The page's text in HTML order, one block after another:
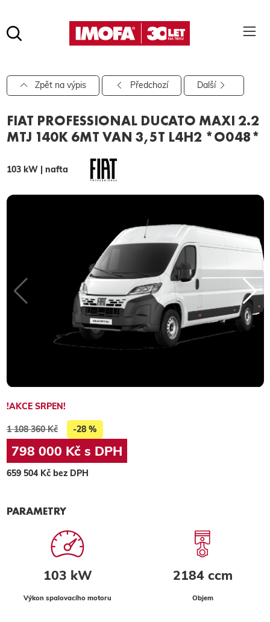
hledat
Pro vyhledávání zadejte alespoň 3 znaky.
Zpět na výpis Předchozí Další
FIAT PROFESSIONAL DUCATO MAXI 2.2
MTJ 140K 6MT VAN 3,5T L4H2 *O048*
103 kW | nafta
!AKCE SRPEN!
1 108 360 Kč -28 %
798 000 Kč s DPH
659 504 Kč bez DPH
PARAMETRY
103 kW
Výkon spalovacího motoru
2184 ccm
Objem